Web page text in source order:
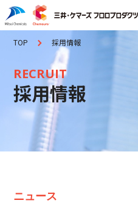
TOP 採用情報
RECRUIT
採用情報
ニュース